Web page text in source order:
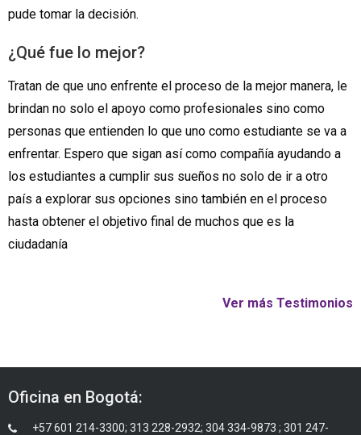
pude tomar la decisión.
¿Qué fue lo mejor?
Tratan de que uno enfrente el proceso de la mejor manera, le
brindan no solo el apoyo como profesionales sino como
personas que entienden lo que uno como estudiante se va a
enfrentar. Espero que sigan así como compañía ayudando a
los estudiantes a cumplir sus sueños no solo de ir a otro
país a explorar sus opciones sino también en el proceso
hasta obtener el objetivo final de muchos que es la
ciudadanía
Ver más Testimonios
Oficina en Bogotá:
+57 601 214-3300; 313 228-2932; 304 334-9873 ; 301 247-